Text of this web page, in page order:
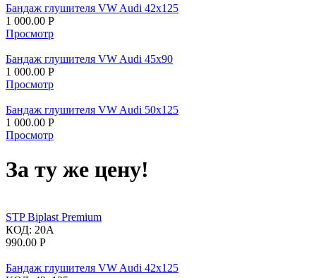
Бандаж глушителя VW Audi 42x125
1 000.00 Р
Просмотр
Бандаж глушителя VW Audi 45x90
1 000.00 Р
Просмотр
Бандаж глушителя VW Audi 50x125
1 000.00 Р
Просмотр
За ту же цену!
STP Biplast Premium
КОД: 20А
990.00 Р
Бандаж глушителя VW Audi 42x125